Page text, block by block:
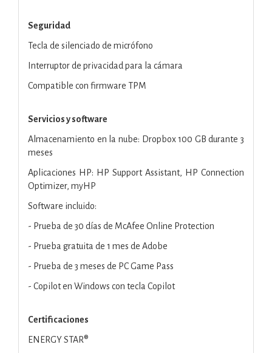
Seguridad
Tecla de silenciado de micrófono
Interruptor de privacidad para la cámara
Compatible con firmware TPM
Servicios y software
Almacenamiento en la nube: Dropbox 100 GB durante 3
meses
Aplicaciones HP: HP Support Assistant, HP Connection
Optimizer, myHP
Software incluido:
- Prueba de 30 días de McAfee Online Protection
- Prueba gratuita de 1 mes de Adobe
- Prueba de 3 meses de PC Game Pass
- Copilot en Windows con tecla Copilot
Certificaciones
ENERGY STAR®